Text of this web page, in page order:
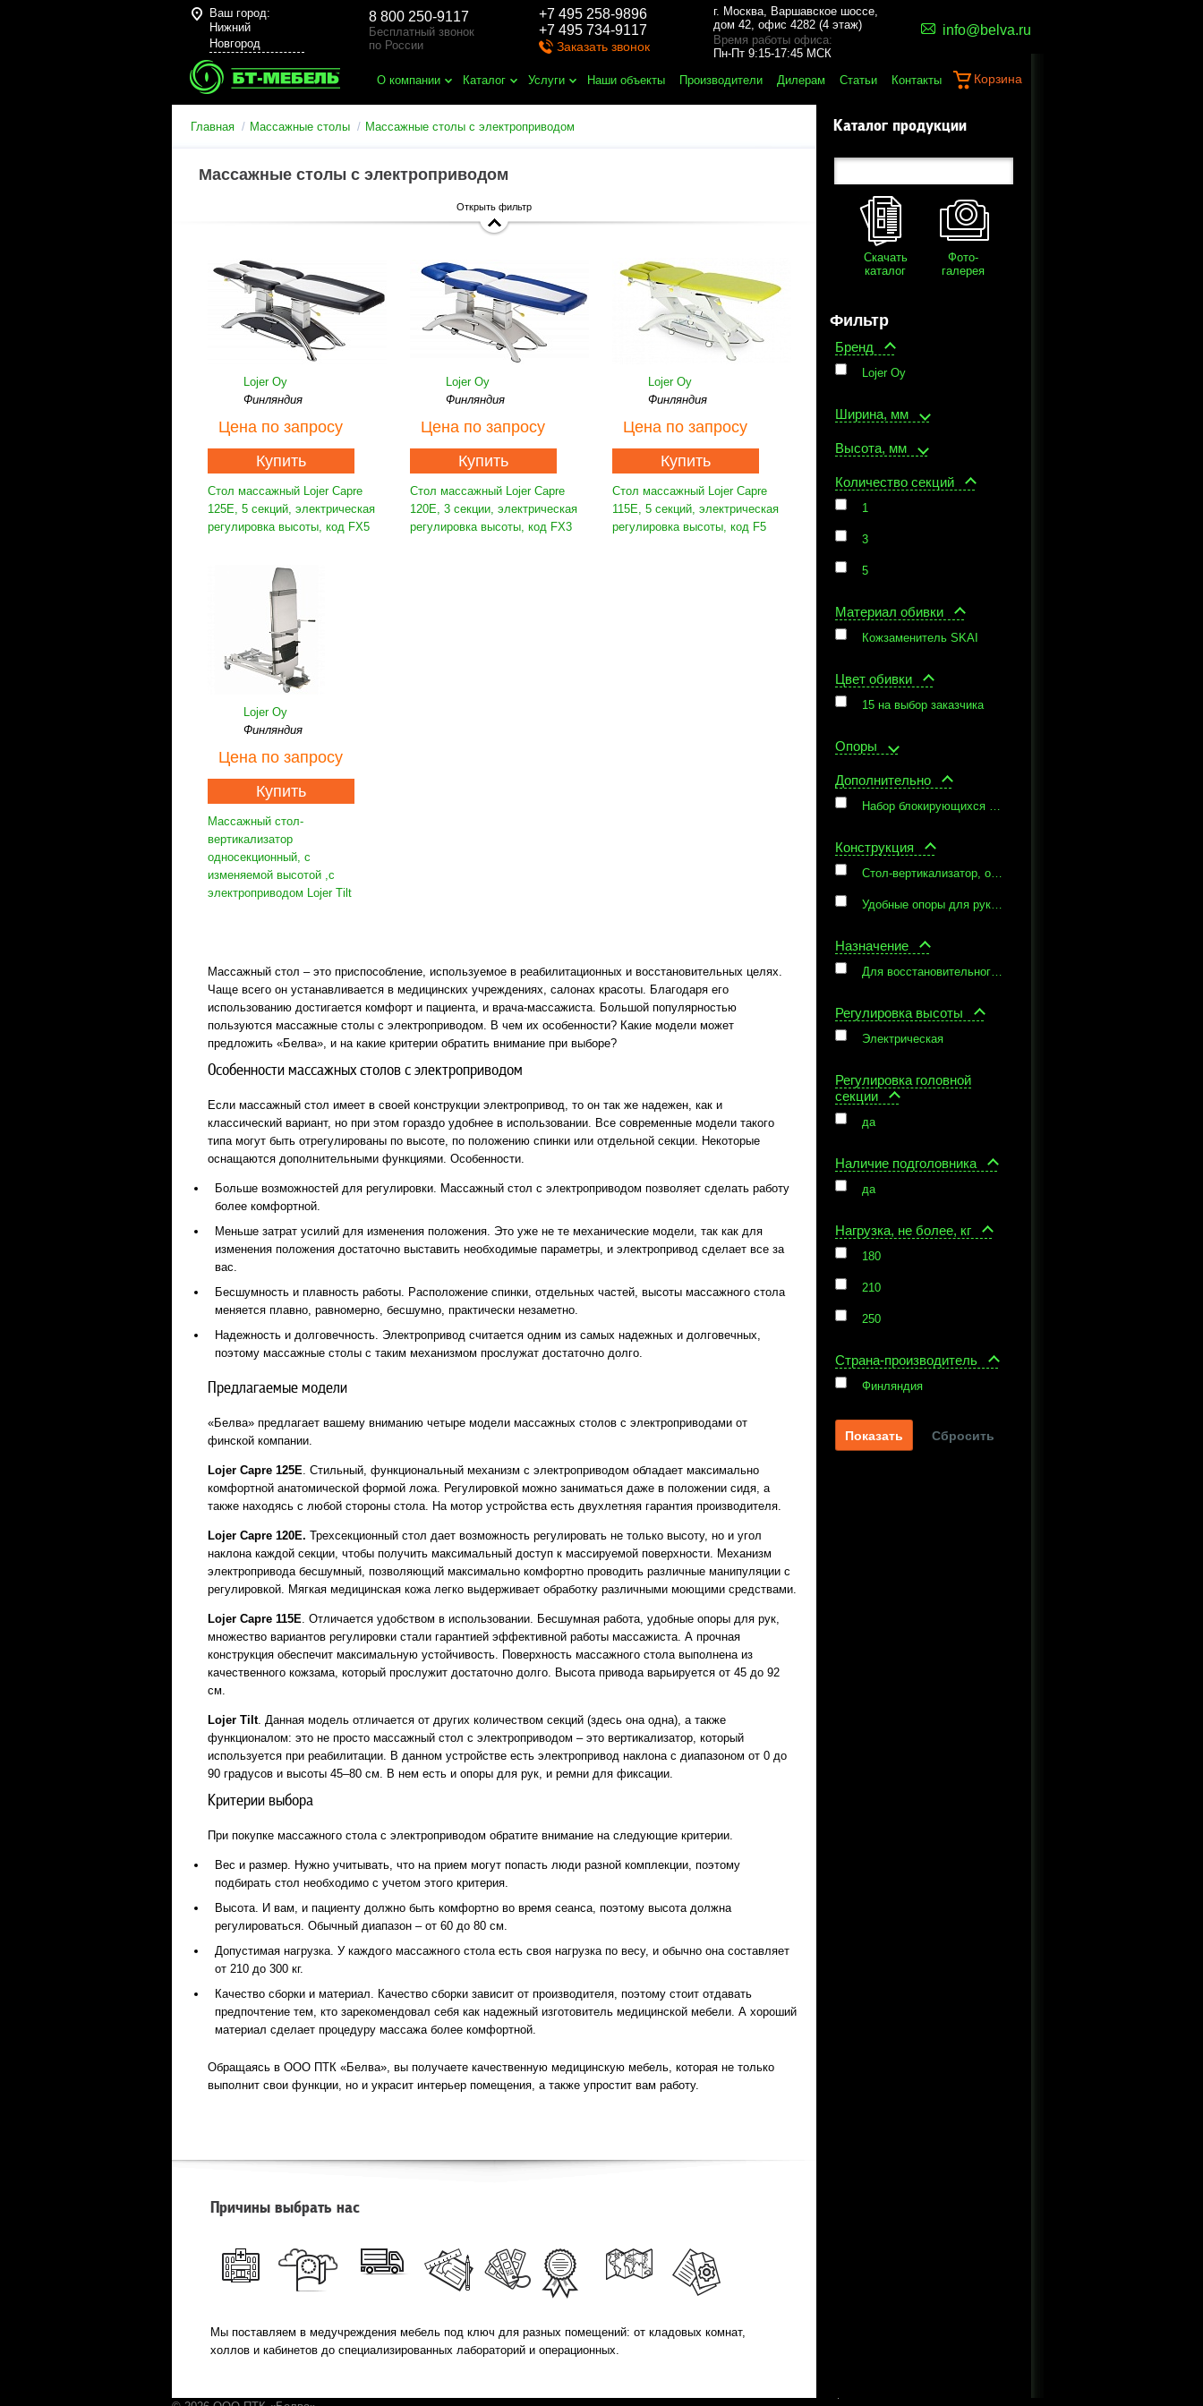
Ваш город:
Нижний
Новгород
8 800 250-9117
Бесплатный звонок
по России
+7 495 258-9896
+7 495 734-9117
Заказать звонок
г. Москва, Варшавское шоссе,
дом 42, офис 4282 (4 этаж)
Время работы офиса:
Пн-Пт 9:15-17:45 МСК
info@belva.ru
О компании Каталог Услуги Наши объекты Производители Дилерам Статьи Контакты Корзина
Главная Массажные столы Массажные столы с электроприводом
Массажные столы с электроприводом
Открыть фильтр
Lojer Oy
Финляндия
Цена по запросу
Купить
Стол массажный Lojer Capre
125E, 5 секций, электрическая
регулировка высоты, код FX5
Lojer Oy
Финляндия
Цена по запросу
Купить
Стол массажный Lojer Capre
120E, 3 секции, электрическая
регулировка высоты, код FX3
Lojer Oy
Финляндия
Цена по запросу
Купить
Стол массажный Lojer Capre
115E, 5 секций, электрическая
регулировка высоты, код F5
Lojer Oy
Финляндия
Цена по запросу
Купить
Массажный стол-
вертикализатор
односекционный, с
изменяемой высотой ,с
электроприводом Lojer Tilt
Массажный стол – это приспособление, используемое в реабилитационных и восстановительных целях.
Чаще всего он устанавливается в медицинских учреждениях, салонах красоты. Благодаря его
использованию достигается комфорт и пациента, и врача-массажиста. Большой популярностью
пользуются массажные столы с электроприводом. В чем их особенности? Какие модели может
предложить «Белва», и на какие критерии обратить внимание при выборе?
Особенности массажных столов с электроприводом
Если массажный стол имеет в своей конструкции электропривод, то он так же надежен, как и
классический вариант, но при этом гораздо удобнее в использовании. Все современные модели такого
типа могут быть отрегулированы по высоте, по положению спинки или отдельной секции. Некоторые
оснащаются дополнительными функциями. Особенности.
Больше возможностей для регулировки. Массажный стол с электроприводом позволяет сделать работу
более комфортной.
Меньше затрат усилий для изменения положения. Это уже не те механические модели, так как для
изменения положения достаточно выставить необходимые параметры, и электропривод сделает все за
вас.
Бесшумность и плавность работы. Расположение спинки, отдельных частей, высоты массажного стола
меняется плавно, равномерно, бесшумно, практически незаметно.
Надежность и долговечность. Электропривод считается одним из самых надежных и долговечных,
поэтому массажные столы с таким механизмом прослужат достаточно долго.
Предлагаемые модели
«Белва» предлагает вашему вниманию четыре модели массажных столов с электроприводами от
финской компании.
Lojer Capre 125E. Стильный, функциональный механизм с электроприводом обладает максимально
комфортной анатомической формой ложа. Регулировкой можно заниматься даже в положении сидя, а
также находясь с любой стороны стола. На мотор устройства есть двухлетняя гарантия производителя.
Lojer Capre 120E. Трехсекционный стол дает возможность регулировать не только высоту, но и угол
наклона каждой секции, чтобы получить максимальный доступ к массируемой поверхности. Механизм
электропривода бесшумный, позволяющий максимально комфортно проводить различные манипуляции с
регулировкой. Мягкая медицинская кожа легко выдерживает обработку различными моющими средствами.
Lojer Capre 115E. Отличается удобством в использовании. Бесшумная работа, удобные опоры для рук,
множество вариантов регулировки стали гарантией эффективной работы массажиста. А прочная
конструкция обеспечит максимальную устойчивость. Поверхность массажного стола выполнена из
качественного кожзама, который прослужит достаточно долго. Высота привода варьируется от 45 до 92
см.
Lojer Tilt. Данная модель отличается от других количеством секций (здесь она одна), а также
функционалом: это не просто массажный стол с электроприводом – это вертикализатор, который
используется при реабилитации. В данном устройстве есть электропривод наклона с диапазоном от 0 до
90 градусов и высоты 45–80 см. В нем есть и опоры для рук, и ремни для фиксации.
Критерии выбора
При покупке массажного стола с электроприводом обратите внимание на следующие критерии.
Вес и размер. Нужно учитывать, что на прием могут попасть люди разной комплекции, поэтому
подбирать стол необходимо с учетом этого критерия.
Высота. И вам, и пациенту должно быть комфортно во время сеанса, поэтому высота должна
регулироваться. Обычный диапазон – от 60 до 80 см.
Допустимая нагрузка. У каждого массажного стола есть своя нагрузка по весу, и обычно она составляет
от 210 до 300 кг.
Качество сборки и материал. Качество сборки зависит от производителя, поэтому стоит отдавать
предпочтение тем, кто зарекомендовал себя как надежный изготовитель медицинской мебели. А хороший
материал сделает процедуру массажа более комфортной.
Обращаясь в ООО ПТК «Белва», вы получаете качественную медицинскую мебель, которая не только
выполнит свои функции, но и украсит интерьер помещения, а также упростит вам работу.
Причины выбрать нас
Мы поставляем в медучреждения мебель под ключ для разных помещений: от кладовых комнат,
холлов и кабинетов до специализированных лабораторий и операционных.
Каталог продукции
Скачать
каталог
Фото-
галерея
Фильтр
Бренд
Lojer Oy
Ширина, мм
Высота, мм
Количество секций
1
3
5
Материал обивки
Кожзаменитель SKAI
Цвет обивки
15 на выбор заказчика
Опоры
Дополнительно
Набор блокирующихся колес для моделей Capre M и F, педаль регулировки высоты стола в виде рамы, для моделей Capre M и F
Конструкция
Стол-вертикализатор, опоры для рук и комплект фиксирующих ремней
Удобные опоры для рук, боковые опоры
Назначение
Для восстановительного лечения
Регулировка высоты
Электрическая
Регулировка головной
секции
да
Наличие подголовника
да
Нагрузка, не более, кг
180
210
250
Страна-производитель
Финляндия
Сбросить